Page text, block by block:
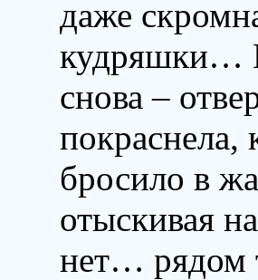
даже
кудряшки…
снова –
бросило в
отыскивая
нет… рядом